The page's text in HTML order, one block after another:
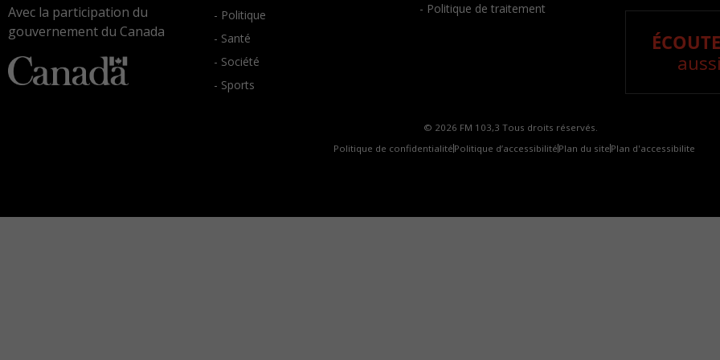
Avec la participation du
gouvernement du Canada
- Politique
- Santé
- Société
- Sports
- Politique de traitement
© 2026 FM 103,3 Tous droits réservés.
Politique de confidentialité Politique d’accessibilité Plan du site Plan d'accessibilite